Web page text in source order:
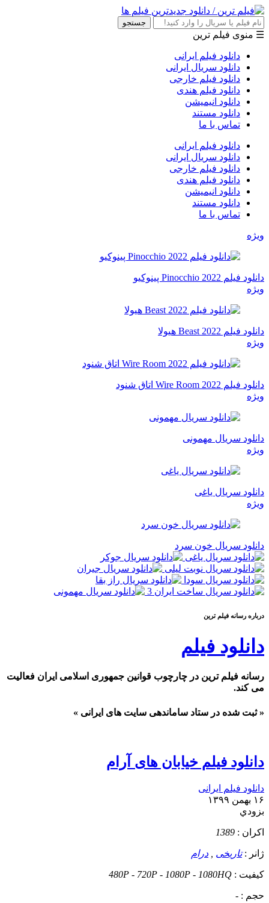
جستجو
☰ منوی فیلم ترین
دانلود فیلم ایرانی
دانلود سریال ایرانی
دانلود فیلم خارجی
دانلود فیلم هندی
دانلود انیمیشن
دانلود مستند
تماس با ما
دانلود فیلم ایرانی
دانلود سریال ایرانی
دانلود فیلم خارجی
دانلود فیلم هندی
دانلود انیمیشن
دانلود مستند
تماس با ما
ویژه
دانلود فیلم Pinocchio 2022 پینوکیو
ویژه
دانلود فیلم Beast 2022 هیولا
ویژه
دانلود فیلم Wire Room 2022 اتاق شنود
ویژه
دانلود سریال مهمونی
ویژه
دانلود سریال یاغی
ویژه
دانلود سریال خون سرد
درباره رسانه فيلم ترين
دانلود فیلم
رسانه فیلم ترین در چارچوب قوانین جمهوری اسلامی ایران فعالیت
می کند.
« ثبت شده در ستاد ساماندهی سایت های ایرانی »
دانلود فیلم خیابان های آرام
دانلود فیلم ایرانی
۱۶ بهمن ۱۳۹۹
بزودي
اکران : 1389
ژانر :تاریخی درام
کيفيت : 480P - 720P - 1080P - 1080HQ
حجم : -